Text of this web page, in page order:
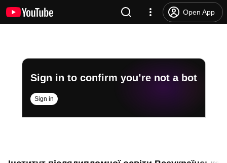
Open App
Sign in to confirm you’re not a bot
Sign in